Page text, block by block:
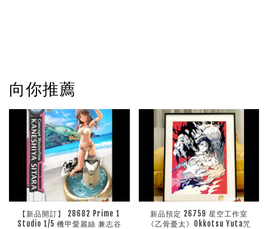
向你推薦
【新品開訂】 28682 Prime 1
Studio 1/5 機甲愛麗絲 兼志谷
新品預定 26759 星空工作室
《乙骨憂太》Okkotsu Yuta咒